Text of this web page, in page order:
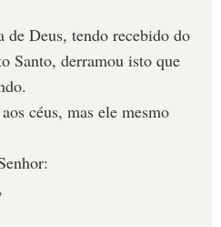
de Deus, tendo recebido do
Santo, derramou isto que
céus, mas ele mesmo